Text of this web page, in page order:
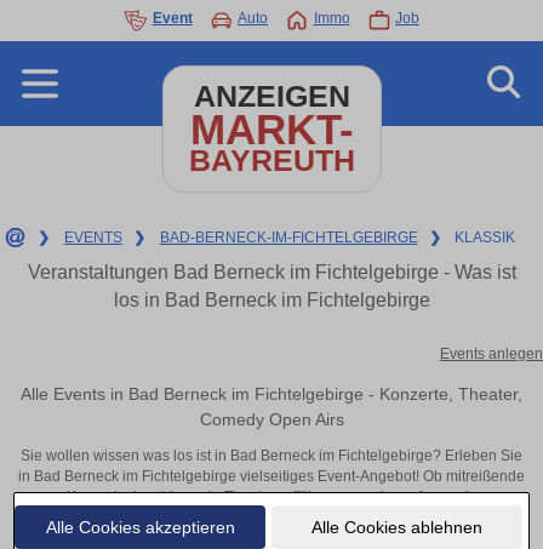
Alle Cookies akzeptieren Alle Cookies ablehnen
Event Auto Immo Job
ANZEIGEN
MARKT-
BAYREUTH
❯ EVENTS ❯ BAD-BERNECK-IM-FICHTELGEBIRGE ❯ KLASSIK
Veranstaltungen Bad Berneck im Fichtelgebirge - Was ist
los in Bad Berneck im Fichtelgebirge
Events anlegen
Alle Events in Bad Berneck im Fichtelgebirge - Konzerte, Theater,
Comedy Open Airs
Sie wollen wissen was los ist in Bad Berneck im Fichtelgebirge? Erleben Sie
in Bad Berneck im Fichtelgebirge vielseitiges Event-Angebot! Ob mitreißende
Konzerte, inspirierende Theateraufführungen oder aufregende
Veranstaltungen in Bad Berneck im Fichtelgebirge – hier finden alles im
Überblick und Tickets.